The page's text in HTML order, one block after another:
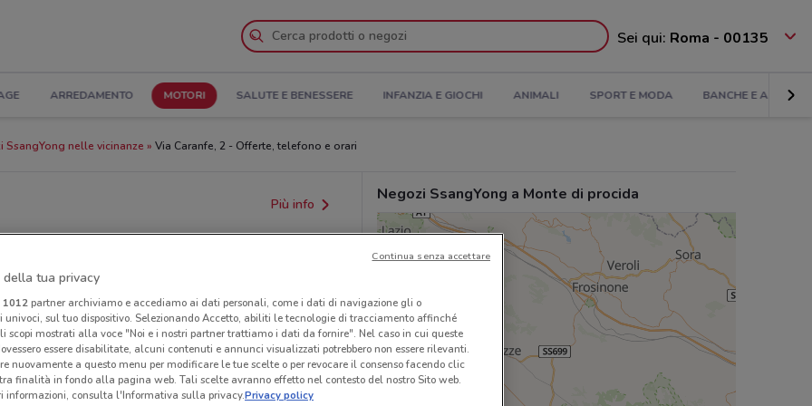
Sei qui: Roma - 00135
ARREDAMENTO MOTORI SALUTE E BENESSERE INFANZIA E GIOCHI ANIMALI SPORT E MODA BANCHE E
SsangYong nelle vicinanze Via Caranfe, 2 - Offerte, telefono e orari
Più info
regionali o nazionali. Verifica l’accuratezza
Negozi SsangYong a Monte di procida
della tua privacy
1012partner archiviamo e accediamo ai dati personali, come i dati di navigazione gli o
sul tuo dispositivo. Selezionando Accetto, abiliti le tecnologie di tracciamento affinché
scopi mostrati alla voce "Noi e i nostri partner trattiamo i dati da fornire". Nel caso in cui queste
essere disabilitate, alcuni contenuti e annunci visualizzati potrebbero non essere rilevanti.
nuovamente a questo menu per modificare le tue scelte o per revocare il consenso facendo clic
finalità in fondo alla pagina web. Tali scelte avranno effetto nel contesto del nostro Sito web.
informazioni, consulta l'Informativa sulla privacy.Privacy policy
Continua senza accettare